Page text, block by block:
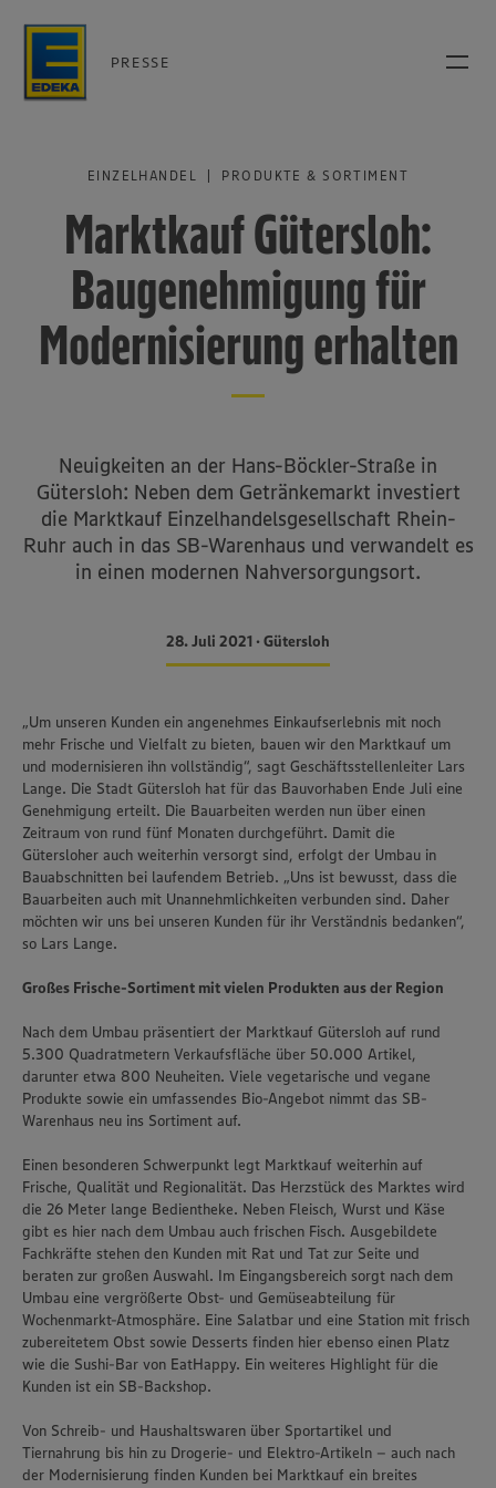
ein bestmögliches Nutzungserlebnis unserer Website zu
ermöglichen. Wir verwenden Ihre Daten, um unsere
Website zu personalisieren und Ihnen möglichst relevante
PRESSE
EINZELHANDEL | PRODUKTE & SORTIMENT
Marktkauf Gütersloh:
Baugenehmigung für
Modernisierung erhalten
Neuigkeiten an der Hans-Böckler-Straße in
Gütersloh: Neben dem Getränkemarkt investiert
die Marktkauf Einzelhandelsgesellschaft Rhein-
Ruhr auch in das SB-Warenhaus und verwandelt es
in einen modernen Nahversorgungsort.
28. Juli 2021 • Gütersloh
„Um unseren Kunden ein angenehmes Einkaufserlebnis mit noch
mehr Frische und Vielfalt zu bieten, bauen wir den Marktkauf um
und modernisieren ihn vollständig“, sagt Geschäftsstellenleiter Lars
Lange. Die Stadt Gütersloh hat für das Bauvorhaben Ende Juli eine
Genehmigung erteilt. Die Bauarbeiten werden nun über einen
Zeitraum von rund fünf Monaten durchgeführt. Damit die
Gütersloher auch weiterhin versorgt sind, erfolgt der Umbau in
Bauabschnitten bei laufendem Betrieb. „Uns ist bewusst, dass die
Bauarbeiten auch mit Unannehmlichkeiten verbunden sind. Daher
möchten wir uns bei unseren Kunden für ihr Verständnis bedanken“,
so Lars Lange.
Großes Frische-Sortiment mit vielen Produkten aus der Region
Nach dem Umbau präsentiert der Marktkauf Gütersloh auf rund
5.300 Quadratmetern Verkaufsfläche über 50.000 Artikel,
darunter etwa 800 Neuheiten. Viele vegetarische und vegane
Produkte sowie ein umfassendes Bio-Angebot nimmt das SB-
Warenhaus neu ins Sortiment auf.
Einen besonderen Schwerpunkt legt Marktkauf weiterhin auf
Frische, Qualität und Regionalität. Das Herzstück des Marktes wird
die 26 Meter lange Bedientheke. Neben Fleisch, Wurst und Käse
gibt es hier nach dem Umbau auch frischen Fisch. Ausgebildete
Fachkräfte stehen den Kunden mit Rat und Tat zur Seite und
beraten zur großen Auswahl. Im Eingangsbereich sorgt nach dem
Umbau eine vergrößerte Obst- und Gemüseabteilung für
Wochenmarkt-Atmosphäre. Eine Salatbar und eine Station mit frisch
zubereitetem Obst sowie Desserts finden hier ebenso einen Platz
wie die Sushi-Bar von EatHappy. Ein weiteres Highlight für die
Kunden ist ein SB-Backshop.
Von Schreib- und Haushaltswaren über Sportartikel und
Tiernahrung bis hin zu Drogerie- und Elektro-Artikeln – auch nach
der Modernisierung finden Kunden bei Marktkauf ein breites